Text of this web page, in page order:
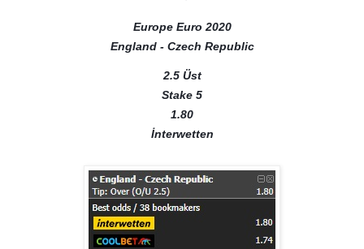
Europe Euro 2020
England - Czech Republic
2.5 Üst
Stake 5
1.80
İnterwetten